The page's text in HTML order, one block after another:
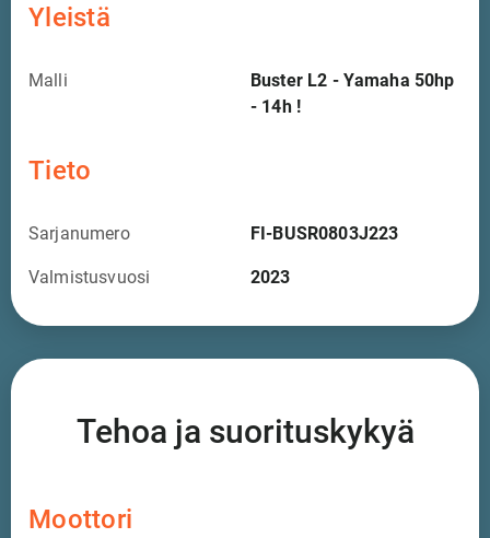
Yleistä
Malli
Buster L2 - Yamaha 50hp
- 14h !
Tieto
Sarjanumero FI-BUSR0803J223
Valmistusvuosi 2023
Tehoa ja suorituskykyä
Moottori